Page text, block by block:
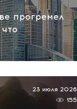
прогремел
23 июля 2026
155